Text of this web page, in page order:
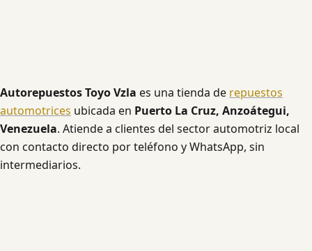
Autorepuestos Toyo Vzla es una tienda de repuestos
automotrices ubicada en Puerto La Cruz, Anzoátegui,
Venezuela. Atiende a clientes del sector automotriz local
con contacto directo por teléfono y WhatsApp, sin
intermediarios.